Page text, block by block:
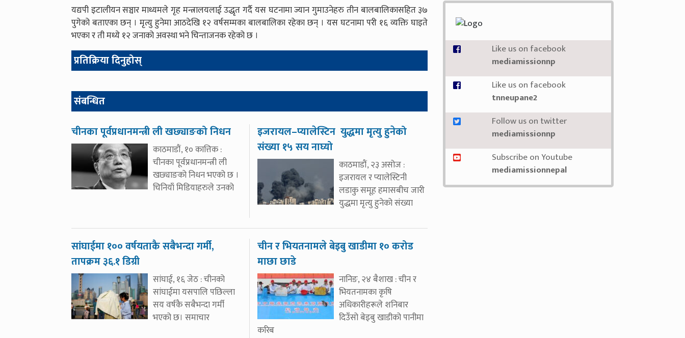
यद्यपी इटालीयन सञ्चार माध्यमले गृह मन्त्रालयलाई उद्धृत गर्दै यस घटनामा ज्यान गुमाउनेहरु तीन बालबालिकासहित ३७
पुगेको बताएका छन् । मृत्यु हुनेमा आठदेखि १२ वर्षसम्मका बालबालिका रहेका छन् । यस घटनामा परी १६ व्यक्ति घाइते
भएका र ती मध्ये १२ जनाको अवस्था भने चिन्ताजनक रहेको छ ।
प्रतिक्रिया दिनुहोस्
संबन्धित
चीनका पूर्वप्रधानमन्त्री ली खछ्याङको निधन
काठमाडौं, १० कात्तिक :
चीनका पूर्वप्रधानमन्त्री ली
खछ्याङको निधन भएको छ ।
चिनियाँ मिडियाहरुले उनको
इजरायल–प्यालेस्टिन युद्धमा मृत्यु हुनेको
संख्या १५ सय नाघ्यो
काठमाडौं, २३ असोज :
इजरायल र प्यालेस्टिनी
लडाकु समूह हमासबीच जारी
युद्धमा मृत्यु हुनेको संख्या
सांघाईमा १०० वर्षयताकै सबैभन्दा गर्मी,
तापक्रम ३६.१ डिग्री
सांघाई, १६ जेठ : चीनको
सांघाईमा यसपालि पछिल्ला
सय वर्षकै सबैभन्दा गर्मी
भएको छ। समाचार
चीन र भियतनामले बेइबु खाडीमा १० करोड
माछा छाडे
नानिङ, २४ बैशाख : चीन र
भियतनामका कृषि
अधिकारीहरूले शनिबार
दिउँसो बेइबु खाडीको पानीमा
करिब
Like us on facebook
mediamissionnp
Like us on facebook
tnneupane2
Follow us on twitter
mediamissionnp
Subscribe on Youtube
mediamissionnepal